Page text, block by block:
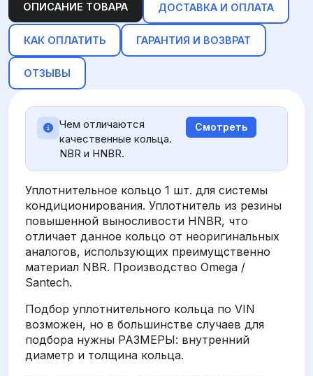
ОПИСАНИЕ ТОВАРА ДОСТАВКА И ОПЛАТА
КАК ОПЛАТИТЬ ГАРАНТИЯ И ВОЗВРАТ
ОТЗЫВЫ
Чем отличаются
качественные кольца.
NBR и HNBR.
Смотреть
Уплотнительное кольцо 1 шт. для системы
кондиционирования. Уплотнитель из резины
повышенной выносливости HNBR, что
отличает данное кольцо от неоригинальных
аналогов, использующих преимущственно
материал NBR. Производство Omega /
Santech.
Подбор уплотнительного кольца по VIN
возможен, но в большинстве случаев для
подбора нужны РАЗМЕРЫ: внутренний
диаметр и толщина кольца.